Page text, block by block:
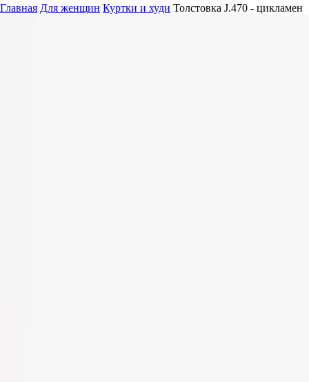
Главная Для женщин Куртки и худи Толстовка J.470 - цикламен